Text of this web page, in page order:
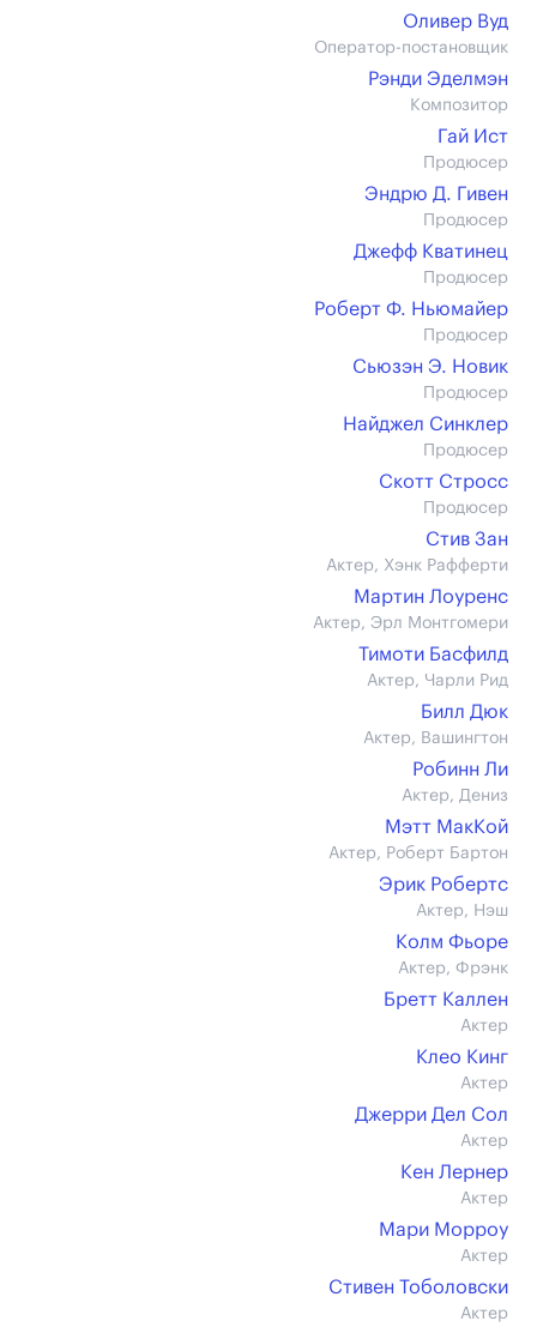
Оливер Вуд
Оператор-постановщик
Рэнди Эделмэн
Композитор
Гай Ист
Продюсер
Эндрю Д. Гивен
Продюсер
Джефф Кватинец
Продюсер
Роберт Ф. Ньюмайер
Продюсер
Сьюзэн Э. Новик
Продюсер
Найджел Синклер
Продюсер
Скотт Стросс
Продюсер
Стив Зан
Актер, Хэнк Рафферти
Мартин Лоуренс
Актер, Эрл Монтгомери
Тимоти Басфилд
Актер, Чарли Рид
Билл Дюк
Актер, Вашингтон
Робинн Ли
Актер, Дениз
Мэтт МакКой
Актер, Роберт Бартон
Эрик Робертс
Актер, Нэш
Колм Фьоре
Актер, Фрэнк
Бретт Каллен
Актер
Клео Кинг
Актер
Джерри Дел Сол
Актер
Кен Лернер
Актер
Мари Морроу
Актер
Стивен Тоболовски
Актер